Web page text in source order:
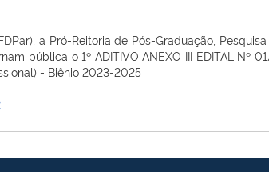
a Pró-Reitoria de Pós-Graduação,
pública o 1º ADITIVO ANEXO III EDITAL
- Biênio 2023-2025